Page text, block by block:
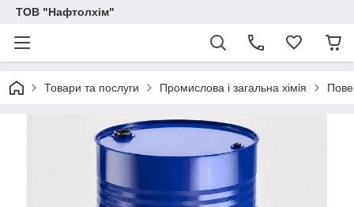
ТОВ "Нафтолхім"
Товари та послуги Промислова і загальна хімія